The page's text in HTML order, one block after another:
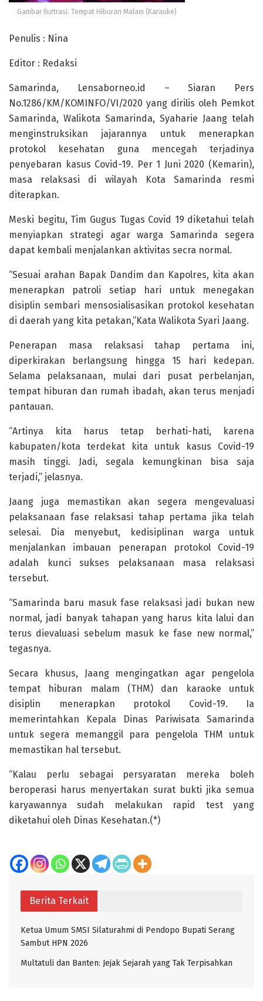
Gambar Ilurtrasi. Tempat Hiburan Malam (Karauke)
Penulis : Nina
Editor : Redaksi
Samarinda, Lensaborneo.id – Siaran Pers
No.1286/KM/KOMINFO/VI/2020 yang dirilis oleh Pemkot
Samarinda, Walikota Samarinda, Syaharie Jaang telah
menginstruksikan jajarannya untuk menerapkan
protokol kesehatan guna mencegah terjadinya
penyebaran kasus Covid-19. Per 1 Juni 2020 (Kemarin),
masa relaksasi di wilayah Kota Samarinda resmi
diterapkan.
Meski begitu, Tim Gugus Tugas Covid 19 diketahui telah
menyiapkan strategi agar warga Samarinda segera
dapat kembali menjalankan aktivitas secra normal.
“Sesuai arahan Bapak Dandim dan Kapolres, kita akan
menerapkan patroli setiap hari untuk menegakan
disiplin sembari mensosialisasikan protokol kesehatan
di daerah yang kita petakan,”Kata Walikota Syari Jaang.
Penerapan masa relaksasi tahap pertama ini,
diperkirakan berlangsung hingga 15 hari kedepan.
Selama pelaksanaan, mulai dari pusat perbelanjan,
tempat hiburan dan rumah ibadah, akan terus menjadi
pantauan.
“Artinya kita harus tetap berhati-hati, karena
kabupaten/kota terdekat kita untuk kasus Covid-19
masih tinggi. Jadi, segala kemungkinan bisa saja
terjadi,” jelasnya.
Jaang juga memastikan akan segera mengevaluasi
pelaksanaan fase relaksasi tahap pertama jika telah
selesai. Dia menyebut, kedisiplinan warga untuk
menjalankan imbauan penerapan protokol Covid-19
adalah kunci sukses pelaksanaan masa relaksasi
tersebut.
“Samarinda baru masuk fase relaksasi jadi bukan new
normal, jadi banyak tahapan yang harus kita lalui dan
terus dievaluasi sebelum masuk ke fase new normal,”
tegasnya.
Secara khusus, Jaang mengingatkan agar pengelola
tempat hiburan malam (THM) dan karaoke untuk
disiplin menerapkan protokol Covid-19. Ia
memerintahkan Kepala Dinas Pariwisata Samarinda
untuk segera memanggil para pengelola THM untuk
memastikan hal tersebut.
“Kalau perlu sebagai persyaratan mereka boleh
beroperasi harus menyertakan surat bukti jika semua
karyawannya sudah melakukan rapid test yang
diketahui oleh Dinas Kesehatan.(*)
Berita Terkait
Ketua Umum SMSI Silaturahmi di Pendopo Bupati Serang
Sambut HPN 2026
Multatuli dan Banten: Jejak Sejarah yang Tak Terpisahkan